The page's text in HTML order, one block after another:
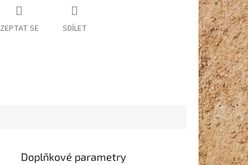
ZEPTAT SE SDÍLET
Doplňkové parametry